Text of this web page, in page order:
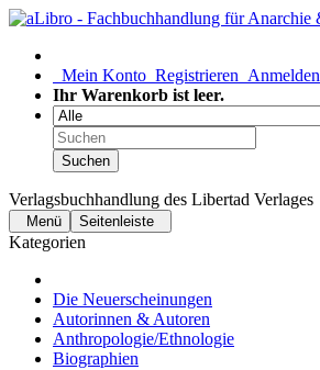
Mein Konto Registrieren Anmelden
Ihr Warenkorb ist leer.
Suchen
Verlagsbuchhandlung des Libertad Verlages
Menü Seitenleiste
Kategorien
Die Neuerscheinungen
Autorinnen & Autoren
Anthropologie/Ethnologie
Biographien